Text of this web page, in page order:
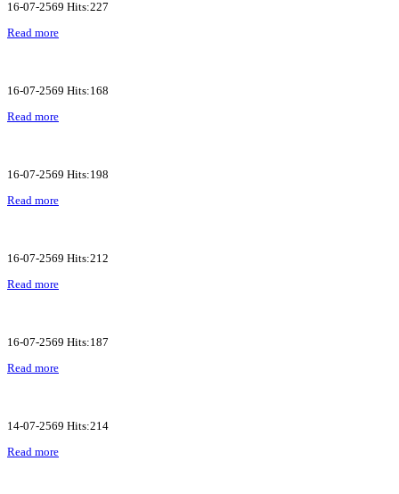
16-07-2569 Hits:227
Read more
16-07-2569 Hits:168
Read more
16-07-2569 Hits:198
Read more
16-07-2569 Hits:212
Read more
16-07-2569 Hits:187
Read more
14-07-2569 Hits:214
Read more